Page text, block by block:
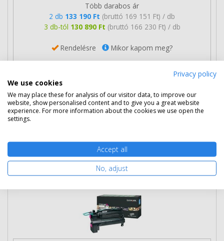
Több darabos ár
2 db 133 190 Ft (bruttó 169 151 Ft) / db
3 db-tól 130 890 Ft (bruttó 166 230 Ft) / db
Rendelésre Mikor kapom meg?
Eredeti Lexmark C792X1MG magenta
toner
Privacy policy
We use cookies
We may place these for analysis of our visitor data, to improve our
website, show personalised content and to give you a great website
experience. For more information about the cookies we use open the
settings.
Accept all
No, adjust